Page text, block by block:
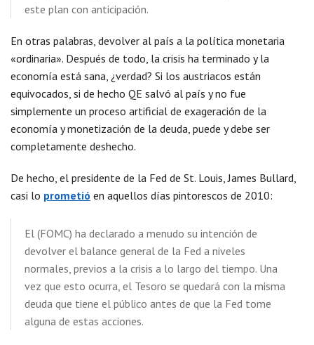
este plan con anticipación.
En otras palabras, devolver al país a la política monetaria
«ordinaria». Después de todo, la crisis ha terminado y la
economía está sana, ¿verdad? Si los austriacos están
equivocados, si de hecho QE salvó al país y no fue
simplemente un proceso artificial de exageración de la
economía y monetización de la deuda, puede y debe ser
completamente deshecho.
De hecho, el presidente de la Fed de St. Louis, James Bullard,
casi lo prometió en aquellos días pintorescos de 2010:
El (FOMC) ha declarado a menudo su intención de
devolver el balance general de la Fed a niveles
normales, previos a la crisis a lo largo del tiempo. Una
vez que esto ocurra, el Tesoro se quedará con la misma
deuda que tiene el público antes de que la Fed tome
alguna de estas acciones.